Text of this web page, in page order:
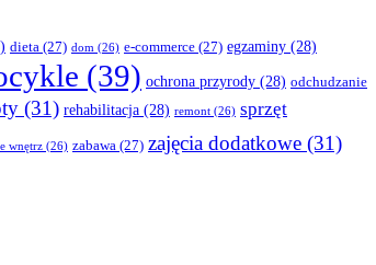
dieta (27) dom (26) e-commerce (27) egzaminy (28)
(39) ochrona przyrody (28) odchudzanie
(31) rehabilitacja (28) remont (26) sprzęt
wnętrz (26) zabawa (27) zajęcia dodatkowe (31)